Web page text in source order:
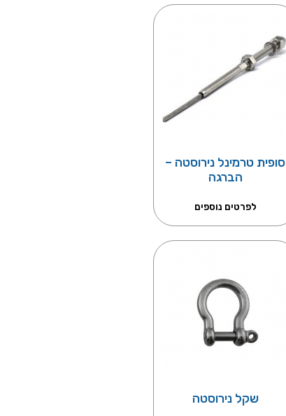
סופית טרמינל נירוסטה –
הברגה
לפרטים נוספים
שקל נירוסטה